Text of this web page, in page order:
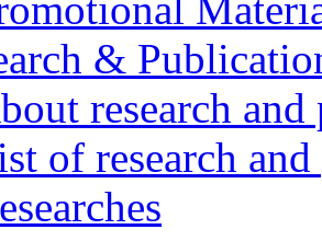
&
research
of research